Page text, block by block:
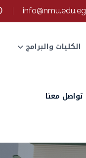
info@nmu.edu.eg
الكليات والبرامج
تواصل معنا